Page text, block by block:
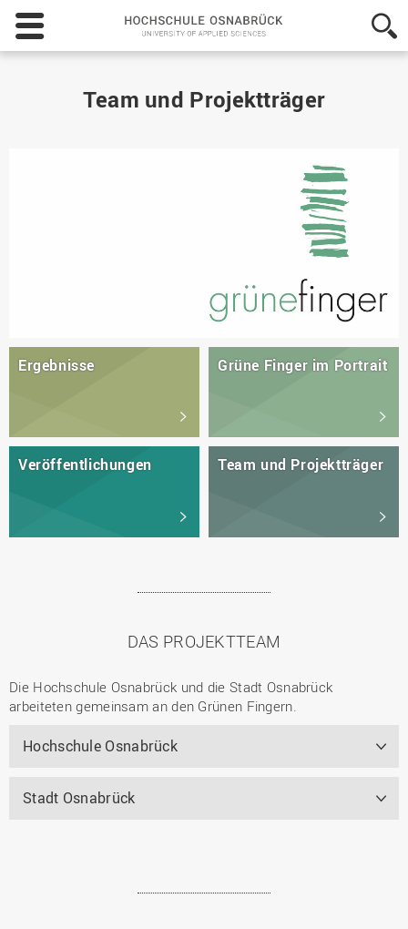
Hochschule
Osnabrück
-
Applied
Team und Projektträger
Ergebnisse Grüne Finger im Portrait
Veröffentlichungen Team und Projektträger
DAS PROJEKTTEAM
Die Hochschule Osnabrück und die Stadt Osnabrück
arbeiteten gemeinsam an den Grünen Fingern.
Hochschule Osnabrück
Stadt Osnabrück